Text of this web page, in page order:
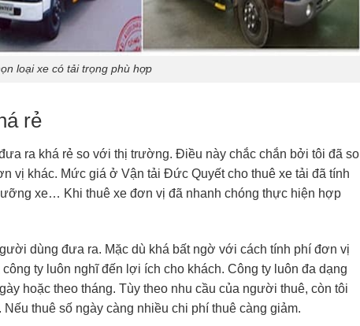
loại xe có tải trọng phù hợp
rẻ
ra khá rẻ so với thị trường. Điều này chắc chắn bởi tôi đã so
vị khác. Mức giá ở Vận tải Đức Quyết cho thuê xe tải đã tính
xe… Khi thuê xe đơn vị đã nhanh chóng thực hiện hợp
dùng đưa ra. Mặc dù khá bất ngờ với cách tính phí đơn vị
ty luôn nghĩ đến lợi ích cho khách. Công ty luôn đa dạng
hoặc theo tháng. Tùy theo nhu cầu của người thuê, còn tôi
thuê số ngày càng nhiều chi phí thuê càng giảm.